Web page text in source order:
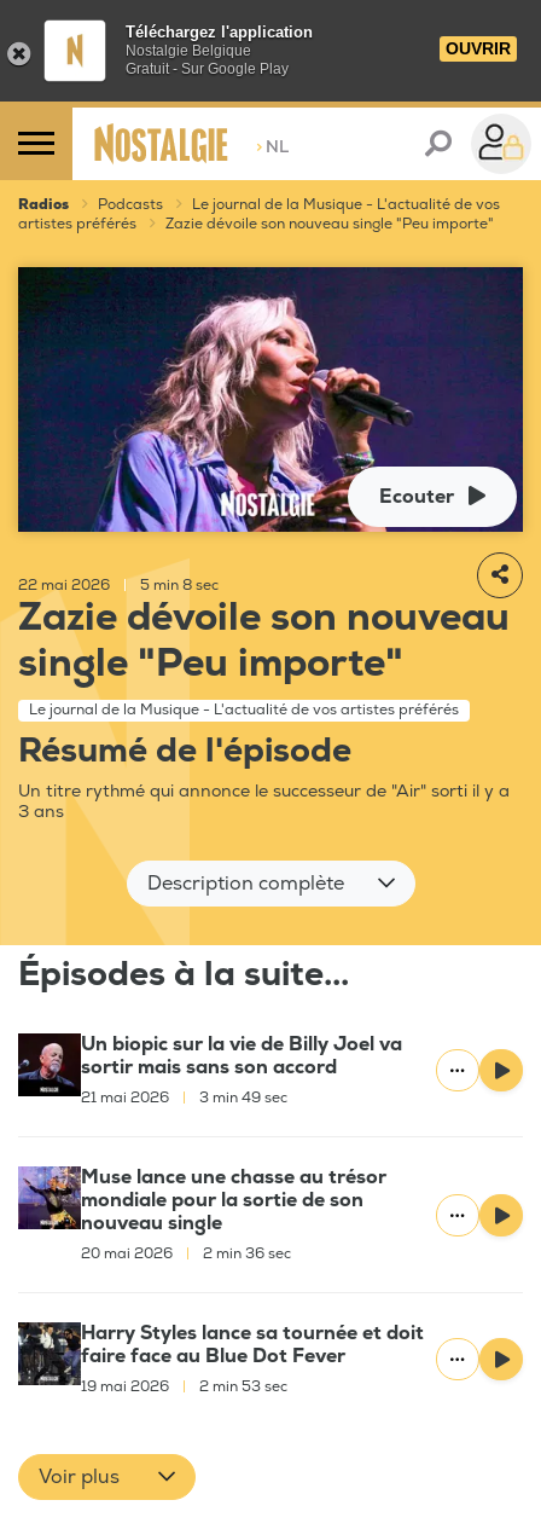
Téléchargez l'application
Nostalgie Belgique
Gratuit - Sur Google Play
OUVRIR
> NL
Radios Podcasts
Le journal de la Musique - L'actualité de vos
artistes préférés
Zazie dévoile son nouveau single "Peu importe"
Ecouter
22 mai 2026 5 min 8 sec
Zazie dévoile son nouveau
single "Peu importe"
Le journal de la Musique - L'actualité de vos artistes préférés
Résumé de l'épisode
Un titre rythmé qui annonce le successeur de "Air" sorti il y a
3 ans
Description complète
Épisodes à la suite...
Un biopic sur la vie de Billy Joel va
sortir mais sans son accord
21 mai 2026 3 min 49 sec
Muse lance une chasse au trésor
mondiale pour la sortie de son
nouveau single
20 mai 2026 2 min 36 sec
Harry Styles lance sa tournée et doit
faire face au Blue Dot Fever
19 mai 2026 2 min 53 sec
Voir plus